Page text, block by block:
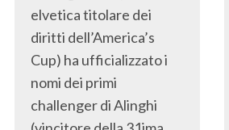
elvetica titolare dei
diritti dell’America’s
Cup) ha ufficializzato i
nomi dei primi
challenger di Alinghi